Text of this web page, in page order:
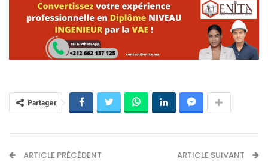
Partager
ARTICLE PRÉCÉDENT ARTICLE SUIVANT